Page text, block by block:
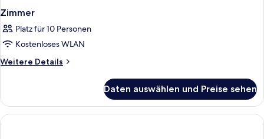
Zimmer
Platz für 10 Personen
Kostenloses WLAN
Weitere Details
Weitere
Daten auswählen und Preise sehen